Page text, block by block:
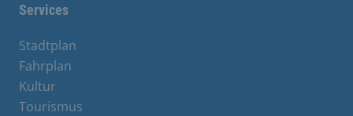
Services
Stadtplan
Fahrplan
Kultur
Tourismus